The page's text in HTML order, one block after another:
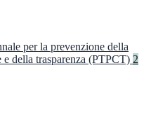
per la prevenzione della
e della trasparenza (PTPCT) 2